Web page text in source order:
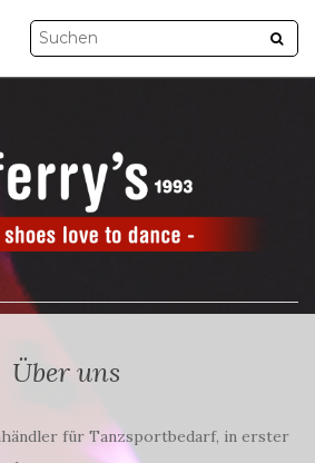
Über uns
für Tanzsportbedarf, in erster